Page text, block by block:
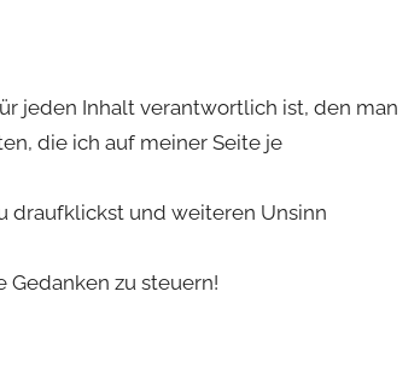
jeden Inhalt verantwortlich ist, den man
die ich auf meiner Seite je
draufklickst und weiteren Unsinn
Gedanken zu steuern!